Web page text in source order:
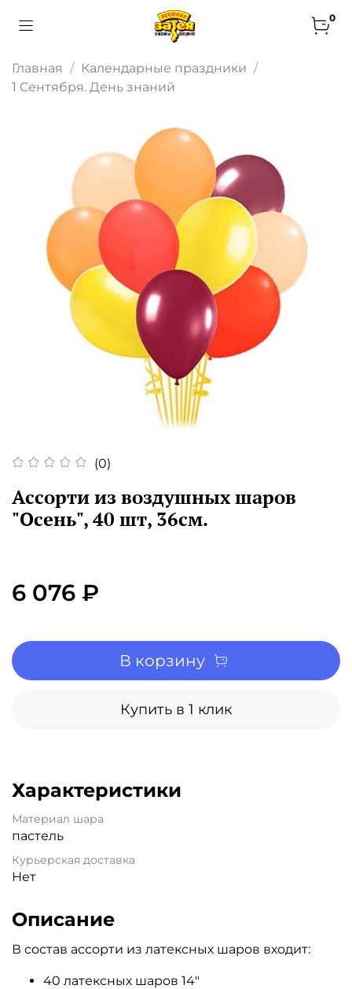
0
Главная
Календарные праздники
1 Сентября. День знаний
(0)
Ассорти из воздушных шаров
"Осень", 40 шт, 36см.
6 076 ₽
В корзину
Купить в 1 клик
Характеристики
Материал шара
пастель
Курьерская доставка
Нет
Описание
В состав ассорти из латексных шаров входит:
40 латексных шаров 14"